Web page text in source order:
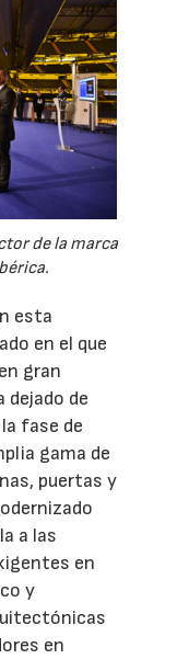
de la marca
esta
en el que
gran
dejado de
fase de
gama de
puertas y
a las
en
y
en